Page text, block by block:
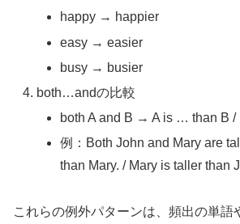
happy → happier
easy → easier
busy → busier
both…andの比較
both A and B → A is … than B
例：Both John and Mary are
than Mary. / Mary is taller than
これらの例外パターンは、頻出の単語